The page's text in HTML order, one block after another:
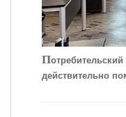
П
действительно